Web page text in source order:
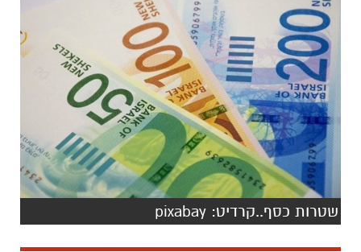
שטרות כסף..קרדיט: pixabay